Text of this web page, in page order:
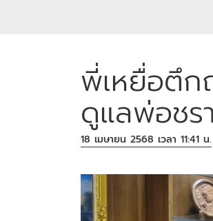
พี่เหยื่อตึก
ดูแลพ่อชร
18 เมษายน 2568 เวลา 11:41 น.